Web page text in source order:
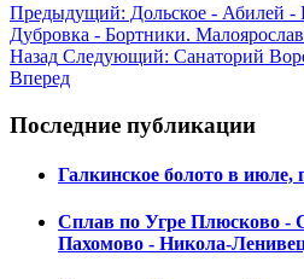
Предыдущий: Дольское - Абилей -
Дубровка - Бортники.
Назад Следующий: Санаторий
Вперед
Последние публикации
Галкинское болото в июле,
Сплав по Угре Плюсково -
Пахомово - Никола-